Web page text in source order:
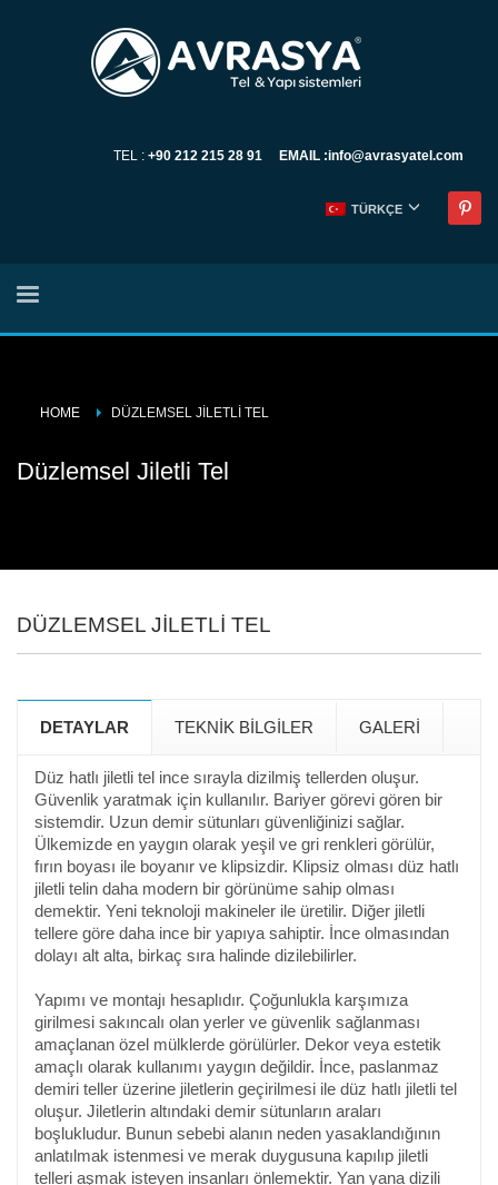
TEL : +90 212 215 28 91 EMAIL :info@avrasyatel.com
TÜRKÇE
HOME DÜZLEMSEL JILETLI TEL
Düzlemsel Jiletli Tel
DÜZLEMSEL JİLETLİ TEL
DETAYLAR TEKNİK BİLGİLER GALERİ
Düz hatlı jiletli tel ince sırayla dizilmiş tellerden oluşur.
Güvenlik yaratmak için kullanılır. Bariyer görevi gören bir
sistemdir. Uzun demir sütunları güvenliğinizi sağlar.
Ülkemizde en yaygın olarak yeşil ve gri renkleri görülür,
fırın boyası ile boyanır ve klipsizdir. Klipsiz olması düz hatlı
jiletli telin daha modern bir görünüme sahip olması
demektir. Yeni teknoloji makineler ile üretilir. Diğer jiletli
tellere göre daha ince bir yapıya sahiptir. İnce olmasından
dolayı alt alta, birkaç sıra halinde dizilebilirler.
Yapımı ve montajı hesaplıdır. Çoğunlukla karşımıza
girilmesi sakıncalı olan yerler ve güvenlik sağlanması
amaçlanan özel mülklerde görülürler. Dekor veya estetik
amaçlı olarak kullanımı yaygın değildir. İnce, paslanmaz
demiri teller üzerine jiletlerin geçirilmesi ile düz hatlı jiletli tel
oluşur. Jiletlerin altındaki demir sütunların araları
boşlukludur. Bunun sebebi alanın neden yasaklandığının
anlatılmak istenmesi ve merak duygusuna kapılıp jiletli
telleri aşmak isteyen insanları önlemektir. Yan yana dizili